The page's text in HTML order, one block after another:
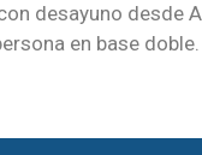
desayuno desde
en base doble.